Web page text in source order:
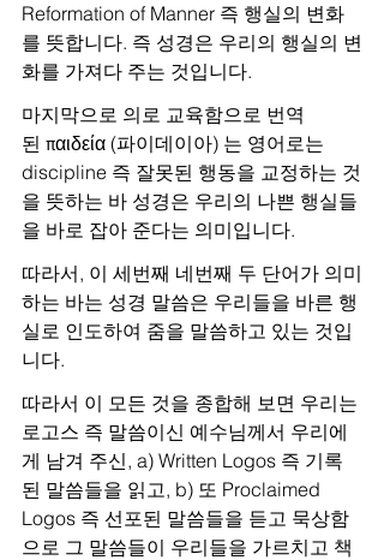
Reformation of Manner 즉 행실의 변화
를 뜻합니다. 즉 성경은 우리의 행실의 변
화를 가져다 주는 것입니다.
마지막으로 의로 교육함으로 번역
된 παιδεία (파이데이아) 는 영어로는
discipline 즉 잘못된 행동을 교정하는 것
을 뜻하는 바 성경은 우리의 나쁜 행실들
을 바로 잡아 준다는 의미입니다.
따라서, 이 세번째 네번째 두 단어가 의미
하는 바는 성경 말씀은 우리들을 바른 행
실로 인도하여 줌을 말씀하고 있는 것입
니다.
따라서 이 모든 것을 종합해 보면 우리는
로고스 즉 말씀이신 예수님께서 우리에
게 남겨 주신, a) Written Logos 즉 기록
된 말씀들을 읽고, b) 또 Proclaimed
Logos 즉 선포된 말씀들을 듣고 묵상함
으로 그 말씀들이 우리들을 가르치고 책